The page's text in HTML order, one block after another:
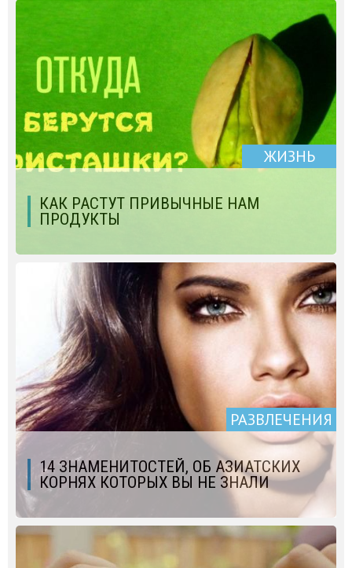
ЖИЗНЬ
КАК РАСТУТ ПРИВЫЧНЫЕ НАМ
ПРОДУКТЫ
РАЗВЛЕЧЕНИЯ
14 ЗНАМЕНИТОСТЕЙ, ОБ АЗИАТСКИХ
КОРНЯХ КОТОРЫХ ВЫ НЕ ЗНАЛИ